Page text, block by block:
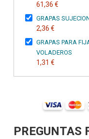
61,36 €
GRAPAS
2,36 €
GRAPAS PARA
VOLADEROS
1,31 €
PREGUNTAS